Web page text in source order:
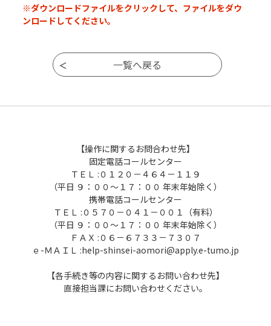
※ダウンロードファイルをクリックして、ファイルをダウ
ンロードしてください。
【操作に関するお問合わせ先】
固定電話コールセンター
ＴＥＬ :０１２０－４６４－１１９
（平日 ９：００～１７：００ 年末年始除く）
携帯電話コールセンター
ＴＥＬ :０５７０－０４１－００１（有料）
（平日 ９：００～１７：００ 年末年始除く）
ＦＡＸ :０６－６７３３－７３０７
ｅ-ＭＡＩＬ :help-shinsei-aomori@apply.e-tumo.jp
【各手続き等の内容に関するお問い合わせ先】
直接担当課にお問い合わせください。